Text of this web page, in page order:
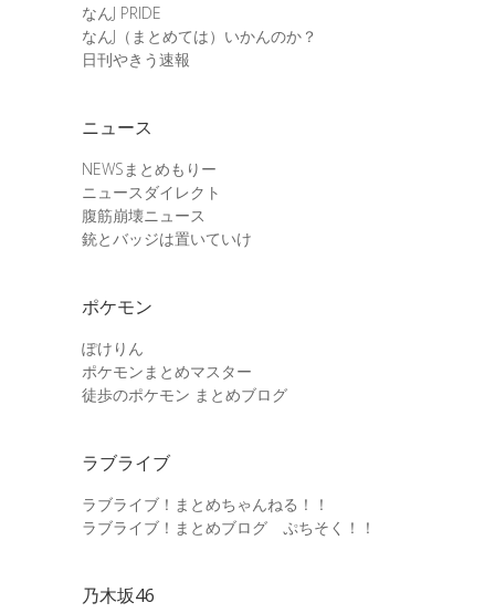
なんJ PRIDE
なんJ（まとめては）いかんのか？
日刊やきう速報
ニュース
NEWSまとめもりー
ニュースダイレクト
腹筋崩壊ニュース
銃とバッジは置いていけ
ポケモン
ぽけりん
ポケモンまとめマスター
徒歩のポケモン まとめブログ
ラブライブ
ラブライブ！まとめちゃんねる！！
ラブライブ！まとめブログ ぷちそく！！
乃木坂46